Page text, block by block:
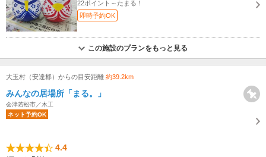
22ポイント～たまる！
即時予約OK
この施設のプランをもっと見る
大玉村（安達郡）からの目安距離 約39.2km
みんなの居場所「まる。」
会津若松市／木工
ネット予約OK
4.4